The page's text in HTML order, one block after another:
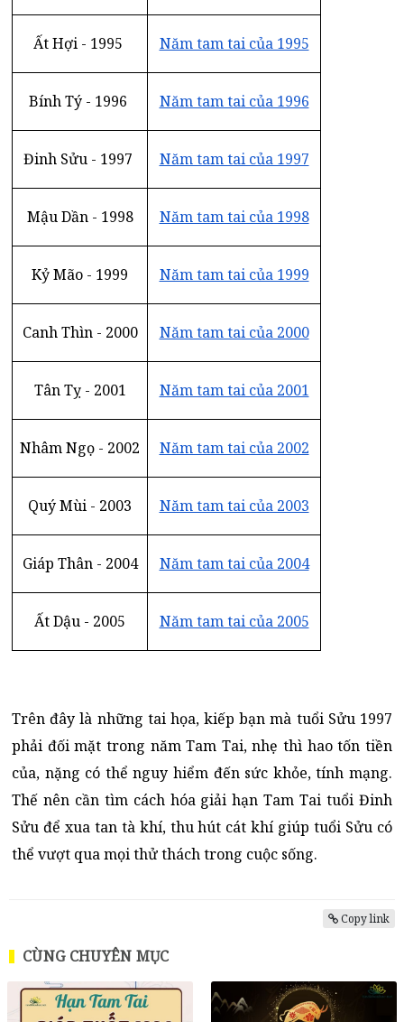
Ất Hợi - 1995 Năm tam tai của 1995
Bính Tý - 1996 Năm tam tai của 1996
Đinh Sửu - 1997 Năm tam tai của 1997
Mậu Dần - 1998 Năm tam tai của 1998
Kỷ Mão - 1999 Năm tam tai của 1999
Canh Thìn - 2000 Năm tam tai của 2000
Tân Tỵ - 2001 Năm tam tai của 2001
Nhâm Ngọ - 2002 Năm tam tai của 2002
Quý Mùi - 2003 Năm tam tai của 2003
Giáp Thân - 2004 Năm tam tai của 2004
Ất Dậu - 2005 Năm tam tai của 2005
Trên đây là những tai họa, kiếp bạn mà tuổi Sửu 1997
phải đối mặt trong năm Tam Tai, nhẹ thì hao tốn tiền
của, nặng có thể nguy hiểm đến sức khỏe, tính mạng.
Thế nên cần tìm cách hóa giải hạn Tam Tai tuổi Đinh
Sửu để xua tan tà khí, thu hút cát khí giúp tuổi Sửu có
thể vượt qua mọi thử thách trong cuộc sống.
Copy link
CÙNG CHUYÊN MỤC